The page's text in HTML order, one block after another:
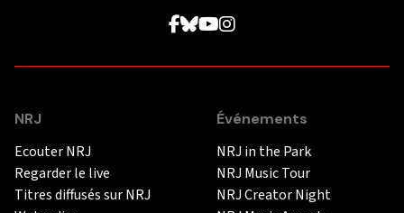
NRJ
Ecouter NRJ
Regarder le live
Titres diffusés sur NRJ
Événements
NRJ in the Park
NRJ Music Tour
NRJ Creator Night